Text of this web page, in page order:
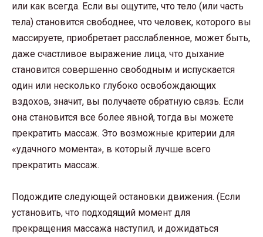
или как всегда. Если вы ощутите, что тело (или часть
тела) становится свободнее, что человек, которого вы
массируете, приобретает расслабленное, может быть,
даже счастливое выражение лица, что дыхание
становится совершенно свободным и испускается
один или несколько глубоко освобождающих
вздохов, значит, вы получаете обратную связь. Если
она становится все более явной, тогда вы можете
прекратить массаж. Это возможные критерии для
«удачного момента», в который лучше всего
прекратить массаж.
Подождите следующей остановки движения. (Если
установить, что подходящий момент для
прекращения массажа наступил, и дожидаться